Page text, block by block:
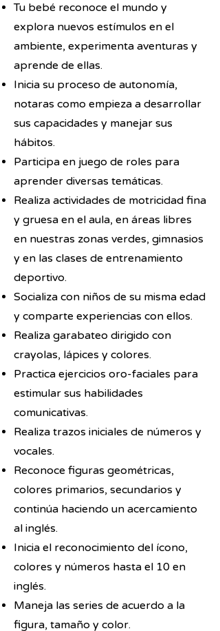
Tu bebé reconoce el mundo y
explora nuevos estímulos en el
ambiente, experimenta aventuras y
aprende de ellas.
Inicia su proceso de autonomía,
notaras como empieza a desarrollar
sus capacidades y manejar sus
hábitos.
Participa en juego de roles para
aprender diversas temáticas.
Realiza actividades de motricidad fina
y gruesa en el aula, en áreas libres
en nuestras zonas verdes, gimnasios
y en las clases de entrenamiento
deportivo.
Socializa con niños de su misma edad
y comparte experiencias con ellos.
Realiza garabateo dirigido con
crayolas, lápices y colores.
Practica ejercicios oro-faciales para
estimular sus habilidades
comunicativas.
Realiza trazos iniciales de números y
vocales.
Reconoce figuras geométricas,
colores primarios, secundarios y
continúa haciendo un acercamiento
al inglés.
Inicia el reconocimiento del ícono,
colores y números hasta el 10 en
inglés.
Maneja las series de acuerdo a la
figura, tamaño y color.